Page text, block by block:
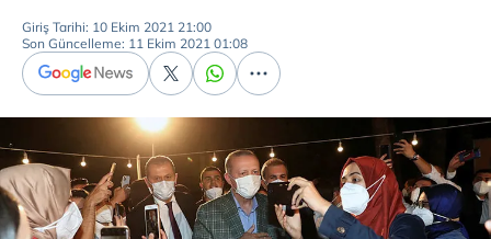
Giriş Tarihi: 10 Ekim 2021 21:00
Son Güncelleme: 11 Ekim 2021 01:08